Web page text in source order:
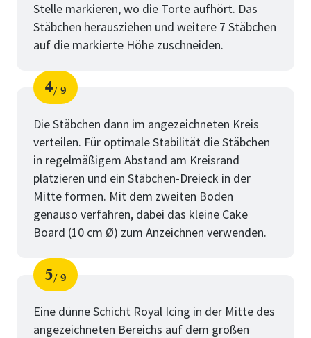
Stelle markieren, wo die Torte aufhört. Das
Stäbchen herausziehen und weitere 7 Stäbchen
auf die markierte Höhe zuschneiden.
Schritt
4
von
9
Die Stäbchen dann im angezeichneten Kreis
verteilen. Für optimale Stabilität die Stäbchen
in regelmäßigem Abstand am Kreisrand
platzieren und ein Stäbchen-Dreieck in der
Mitte formen. Mit dem zweiten Boden
genauso verfahren, dabei das kleine Cake
Board (10 cm Ø) zum Anzeichnen verwenden.
Schritt
5
von
9
Eine dünne Schicht Royal Icing in der Mitte des
angezeichneten Bereichs auf dem großen